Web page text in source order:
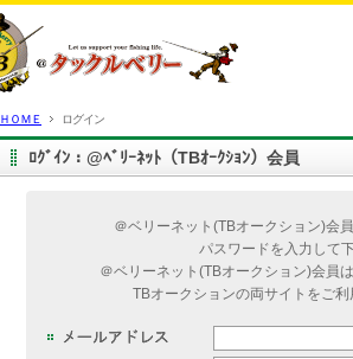
ＨＯＭＥ ログイン
ﾛｸﾞｲﾝ：@ﾍﾞﾘｰﾈｯﾄ（TBｵｰｸｼｮﾝ）会員
＠ベリーネット(TBオークション)会
パスワードを入力して下
＠ベリーネット(TBオークション)会員
TBオークションの両サイトをご利